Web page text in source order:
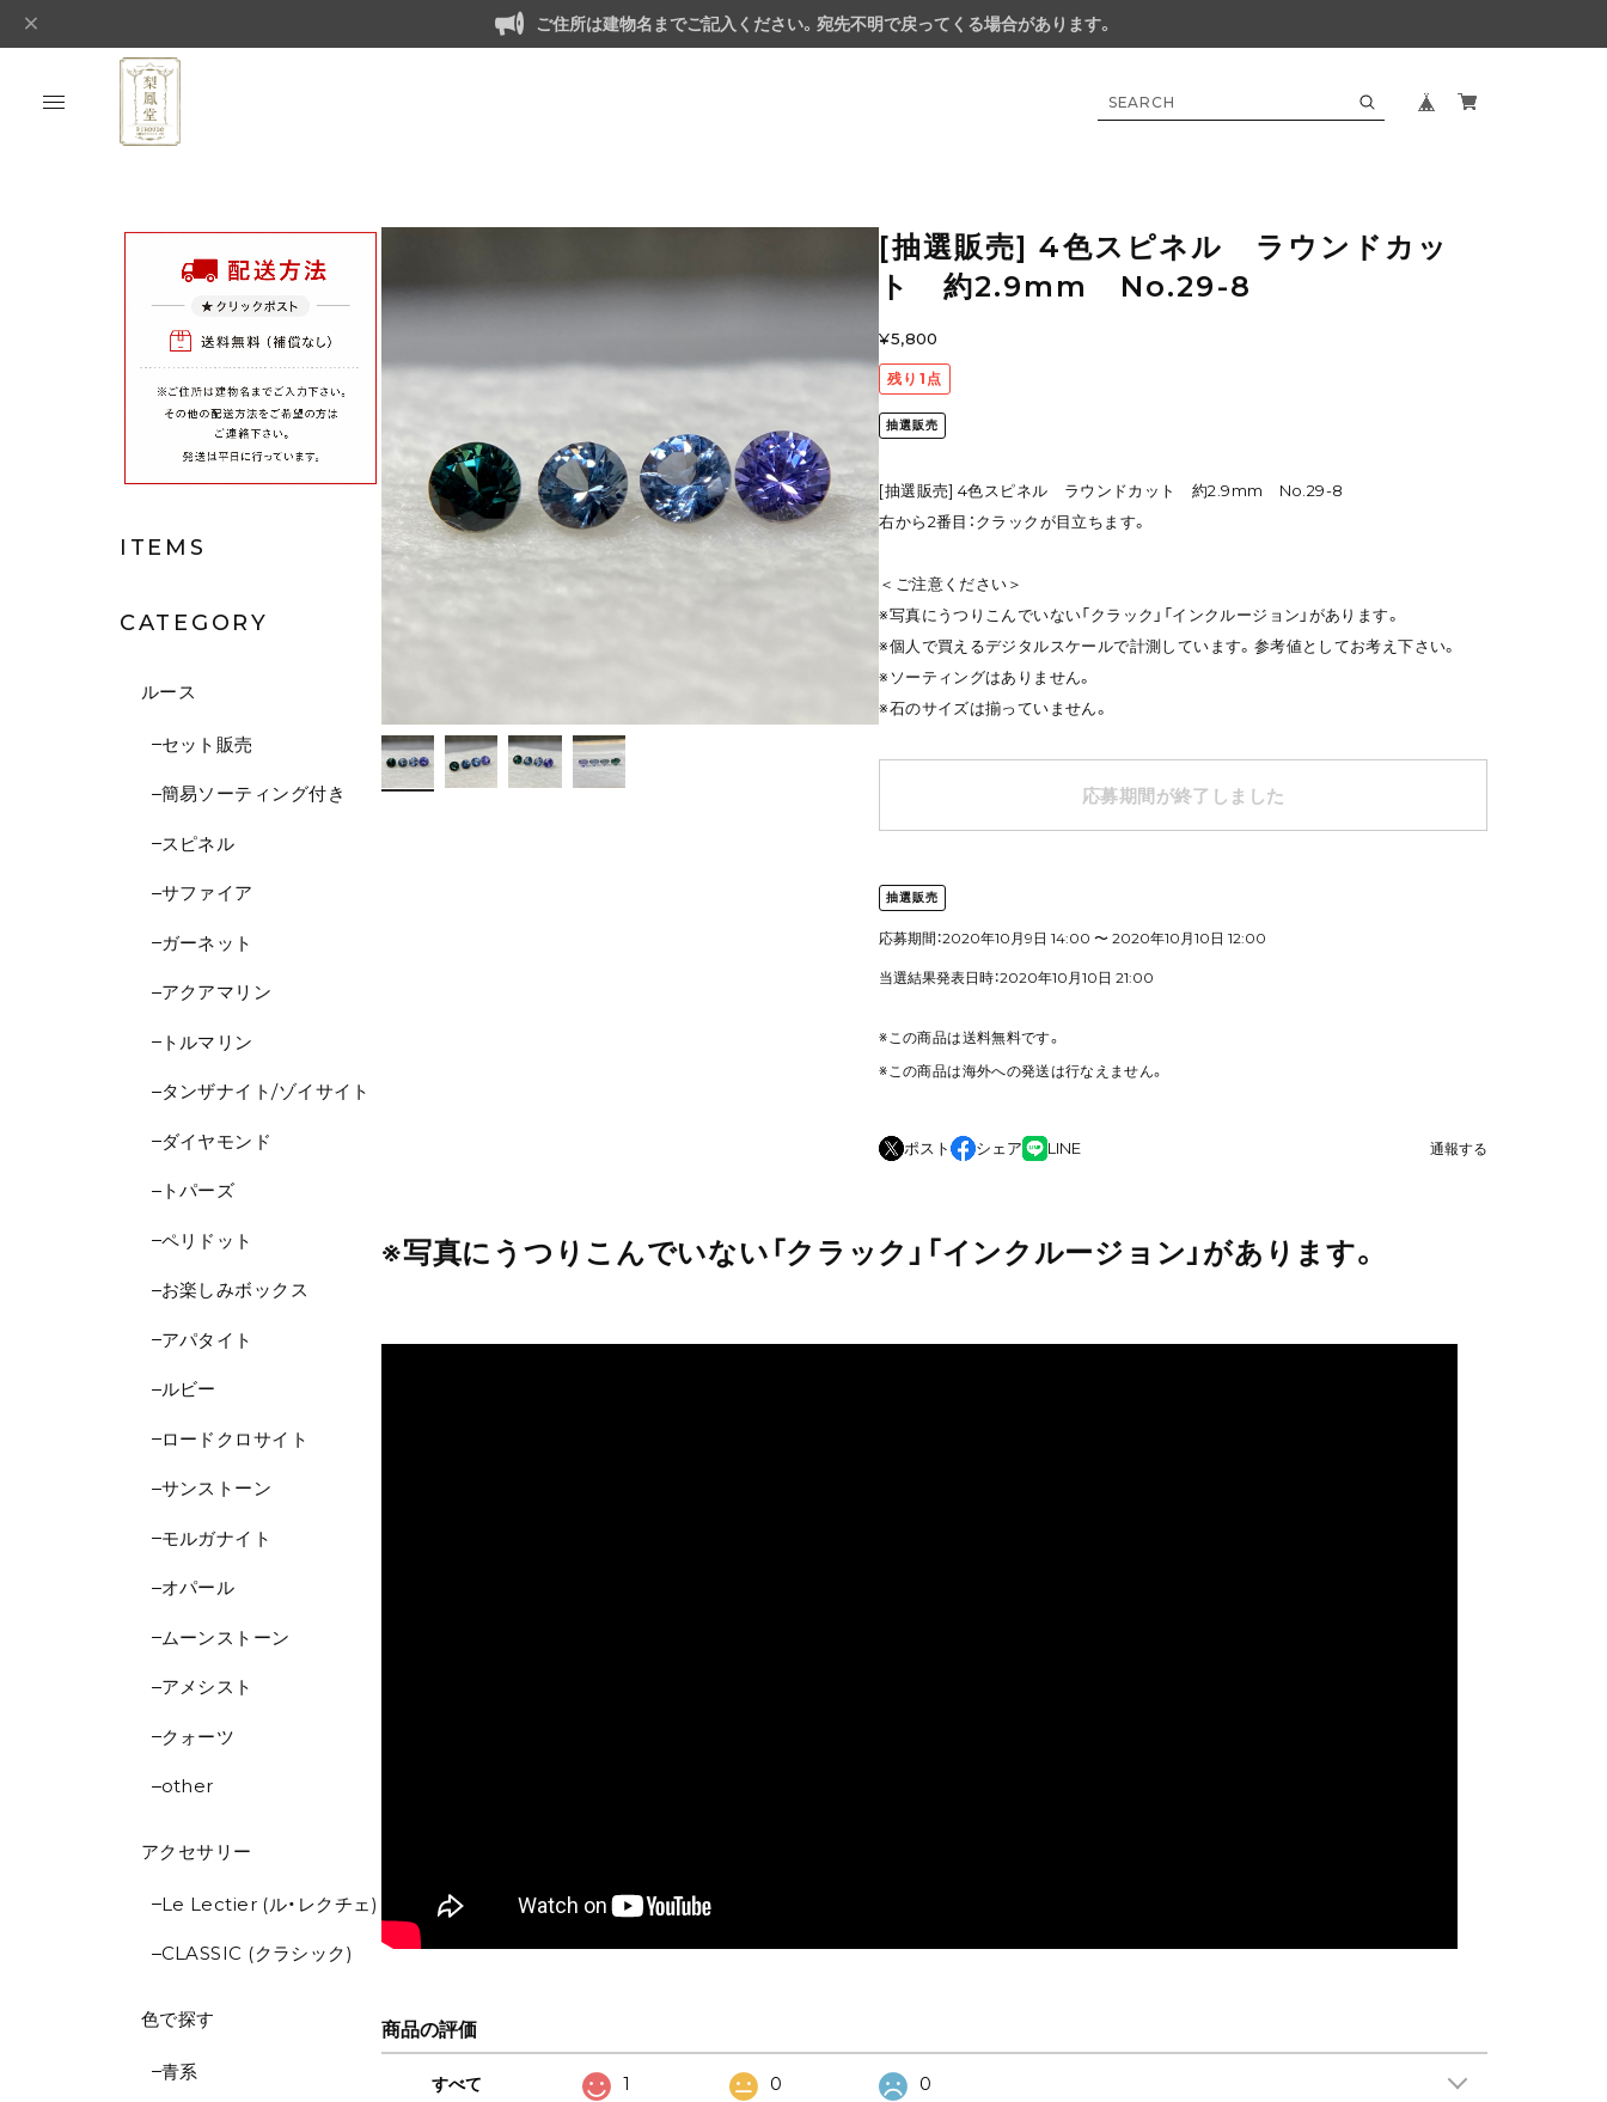
ご住所は建物名までご記入ください。宛先不明で戻ってくる場合があります。
ITEMS
CATEGORY
ルース
セット販売
簡易ソーティング付き
スピネル
サファイア
ガーネット
アクアマリン
トルマリン
タンザナイト/ゾイサイト
ダイヤモンド
トパーズ
ペリドット
お楽しみボックス
アパタイト
ルビー
ロードクロサイト
サンストーン
モルガナイト
オパール
ムーンストーン
アメシスト
クォーツ
other
アクセサリー
Le Lectier (ル・レクチェ)
CLASSIC (クラシック)
色で探す
青系
[抽選販売] 4色スピネル ラウンドカッ
ト 約2.9mm No.29-8
¥5,800
残り1点
抽選販売
[抽選販売] 4色スピネル ラウンドカット 約2.9mm No.29-8
右から2番目：クラックが目立ちます。
＜ご注意ください＞
※写真にうつりこんでいない「クラック」「インクルージョン」があります。
※個人で買えるデジタルスケールで計測しています。参考値としてお考え下さい。
※ソーティングはありません。
※石のサイズは揃っていません。
応募期間が終了しました
抽選販売
応募期間：2020年10月9日 14:00 〜 2020年10月10日 12:00
当選結果発表日時：2020年10月10日 21:00
※この商品は送料無料です。
※この商品は海外への発送は行なえません。
ポスト シェア LINE 通報する
※写真にうつりこんでいない「クラック」「インクルージョン」があります。
商品の評価
すべて 1 0 0